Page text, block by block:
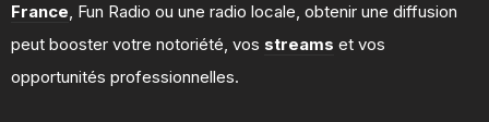
France, Fun Radio ou une radio locale, obtenir une diffusion
peut booster votre notoriété, vos streams et vos
opportunités professionnelles.